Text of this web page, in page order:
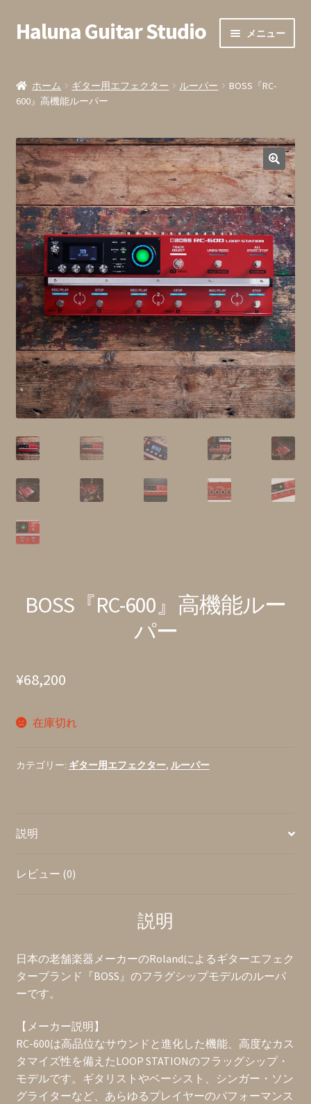
ナ
ビ
ー
シ
へ
ス
キ
ッ
プ
コ
ン
ン
ツ
キ
ッ
プ
Haluna Guitar Studio メニュー
会員登録
全ての商品
カート内
お支払い
お問い合わせ・お申込みフォーム
発送までの目安
特定商取引法に基づく表記
ホーム ギター用エフェクター ルーパー
BOSS『RC-
600』高機能ルーパー
BOSS『RC-600』高機能ルー
パー
¥68,200
在庫切れ
カテゴリー: ギター用エフェクター, ルーパー
説明
レビュー (0)
説明
日本の老舗楽器メーカーのRolandによるギターエフェク
ターブランド『BOSS』のフラグシップモデルのルーパ
ーです。
【メーカー説明】
RC-600は高品位なサウンドと進化した機能、高度なカス
タマイズ性を備えたLOOP STATIONのフラッグシップ・
モデルです。ギタリストやベーシスト、シンガー・ソン
グライターなど、あらゆるプレイヤーのパフォーマンス